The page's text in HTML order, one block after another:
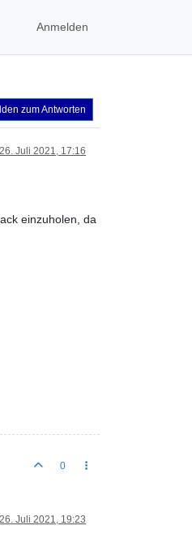
Anmelden
zum Antworten
26. Juli 2021, 17:16
einzuholen, da
0
26. Juli 2021, 19:23